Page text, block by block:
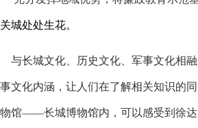
城处处生花。
与长城文化、历史文化、军事文化相
文化内涵，让人们在了解相关知识的
馆——长城博物馆内，可以感受到徐